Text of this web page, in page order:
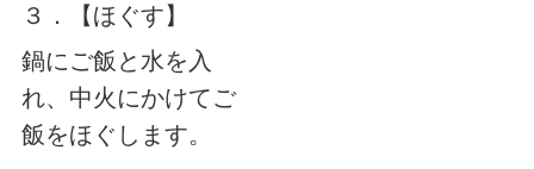
３．【ほぐす】
鍋にご飯と水を入
れ、中火にかけてご
飯をほぐします。